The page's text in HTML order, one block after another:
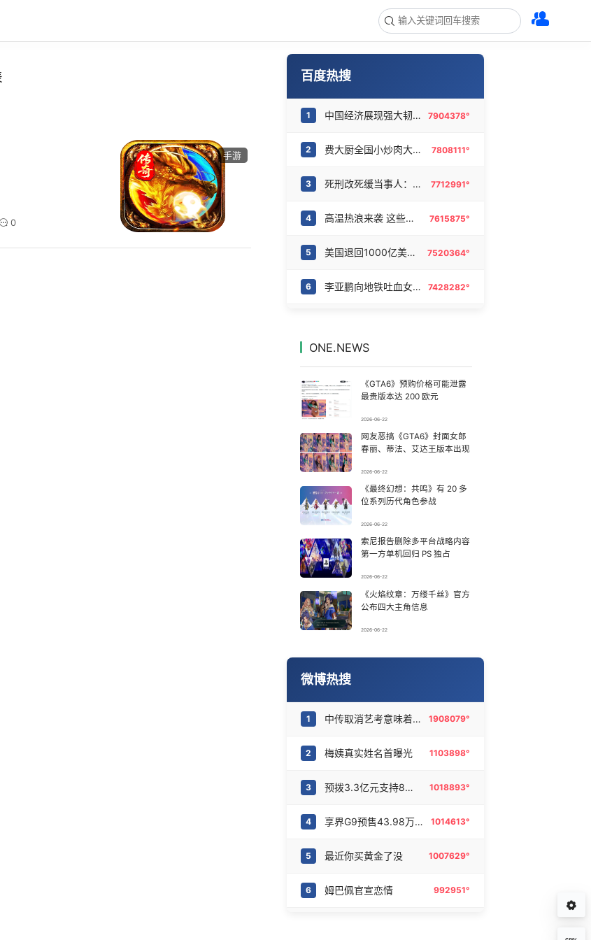
手游
0
百度热搜
1 中国经济展现强大韧性和活力 7904378°
2 费大厨全国小炒肉大王仅凭视频评出 7808111°
3 死刑改死缓当事人：已付出沉重代价 7712991°
4 高温热浪来袭 这些地方需注意 7615875°
5 美国退回1000亿美元关税 7520364°
6 李亚鹏向地铁吐血女孩捐99999元 7428282°
姆巴佩官宣恋情
9 “领导干部带头休假 值得推广” 7136749°
11
12 新疆疏附县发生8.5级地震系谣言 6855053°
13
14 一枚俄导弹都没击落 泽连斯基发声 6657721°
15 台风白海豚可能在浙江登陆 6561571°
16
ONE.NEWS
《GTA6》预购价格可能泄露
最贵版本达 200 欧元
2026-06-22
网友恶搞《GTA6》封面女郎
春丽、蒂法、艾达王版本出现
2026-06-22
《最终幻想：共鸣》有 20 多
位系列历代角色参战
2026-06-22
索尼报告删除多平台战略内容
第一方单机回归 PS 独占
2026-06-22
《火焰纹章：万缕千丝》官方
公布四大主角信息
2026-06-22
微博热搜
1 中传取消艺考意味着什么 1908079°
2 梅姨真实姓名首曝光 1103898°
3 预拨3.3亿元支持8省市抢险救灾 1018893°
4 享界G9预售43.98万起 1014613°
5 最近你买黄金了没 1007629°
6 姆巴佩官宣恋情 992951°